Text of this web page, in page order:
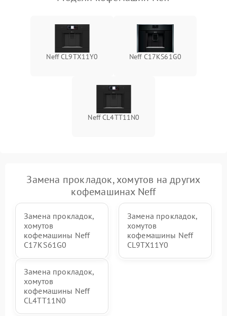
Neff CL9TX11Y0 Neff C17KS61G0
Neff CL4TT11N0
Замена прокладок, хомутов на других
кофемашинах Neff
Замена прокладок,
хомутов
кофемашины Neff
C17KS61G0
Замена прокладок,
хомутов
кофемашины Neff
CL9TX11Y0
Замена прокладок,
хомутов
кофемашины Neff
CL4TT11N0